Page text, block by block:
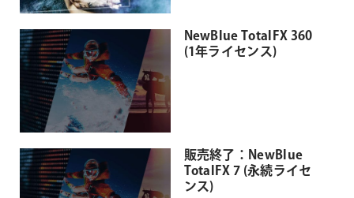
NewBlue TotalFX 360
(1年ライセンス)
販売終了：NewBlue
TotalFX 7 (永続ライセ
ンス)